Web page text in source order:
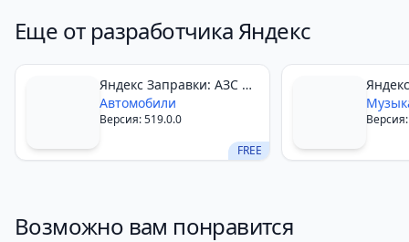
тех, кто любит делать покупки онлайн. Широкий
выбор товаров, удобный поиск и сравнение,
быстрая доставка и оплата, программа кэшбэка,
интуитивно понятный интерфейс и безопасность —
все эти преимущества делают Яндекс Маркет
идеальным выбором для онлайн-шопинга.
Еще от разработчика Яндекс
FREE
Яндекс Заправки: АЗС на
карте
Автомобили
Версия: 519.0.0
Возможно вам понравится